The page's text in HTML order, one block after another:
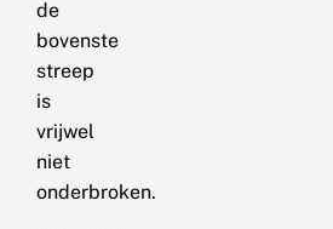
de
bovenste
streep
is
vrijwel
niet
onderbroken.